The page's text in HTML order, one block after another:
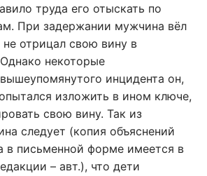
труда его отыскать по
При задержании мужчина вёл
отрицал свою вину в
некоторые
инцидента он,
изложить в ином ключе,
свою вину. Так из
следует (копия объяснений
в письменной форме имеется в
– авт.), что дети